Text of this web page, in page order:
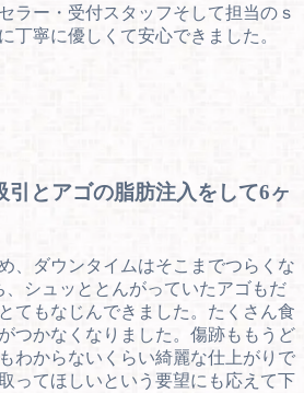
ラー・受付スタッフそして担当のｓ
丁寧に優しくて安心できました。
引とアゴの脂肪注入をして6ヶ
、ダウンタイムはそこまでつらくな
シュッととんがっていたアゴもだ
てもなじんできました。たくさん食
つかなくなりました。傷跡ももうど
わからないくらい綺麗な仕上がりで
ってほしいという要望にも応えて下